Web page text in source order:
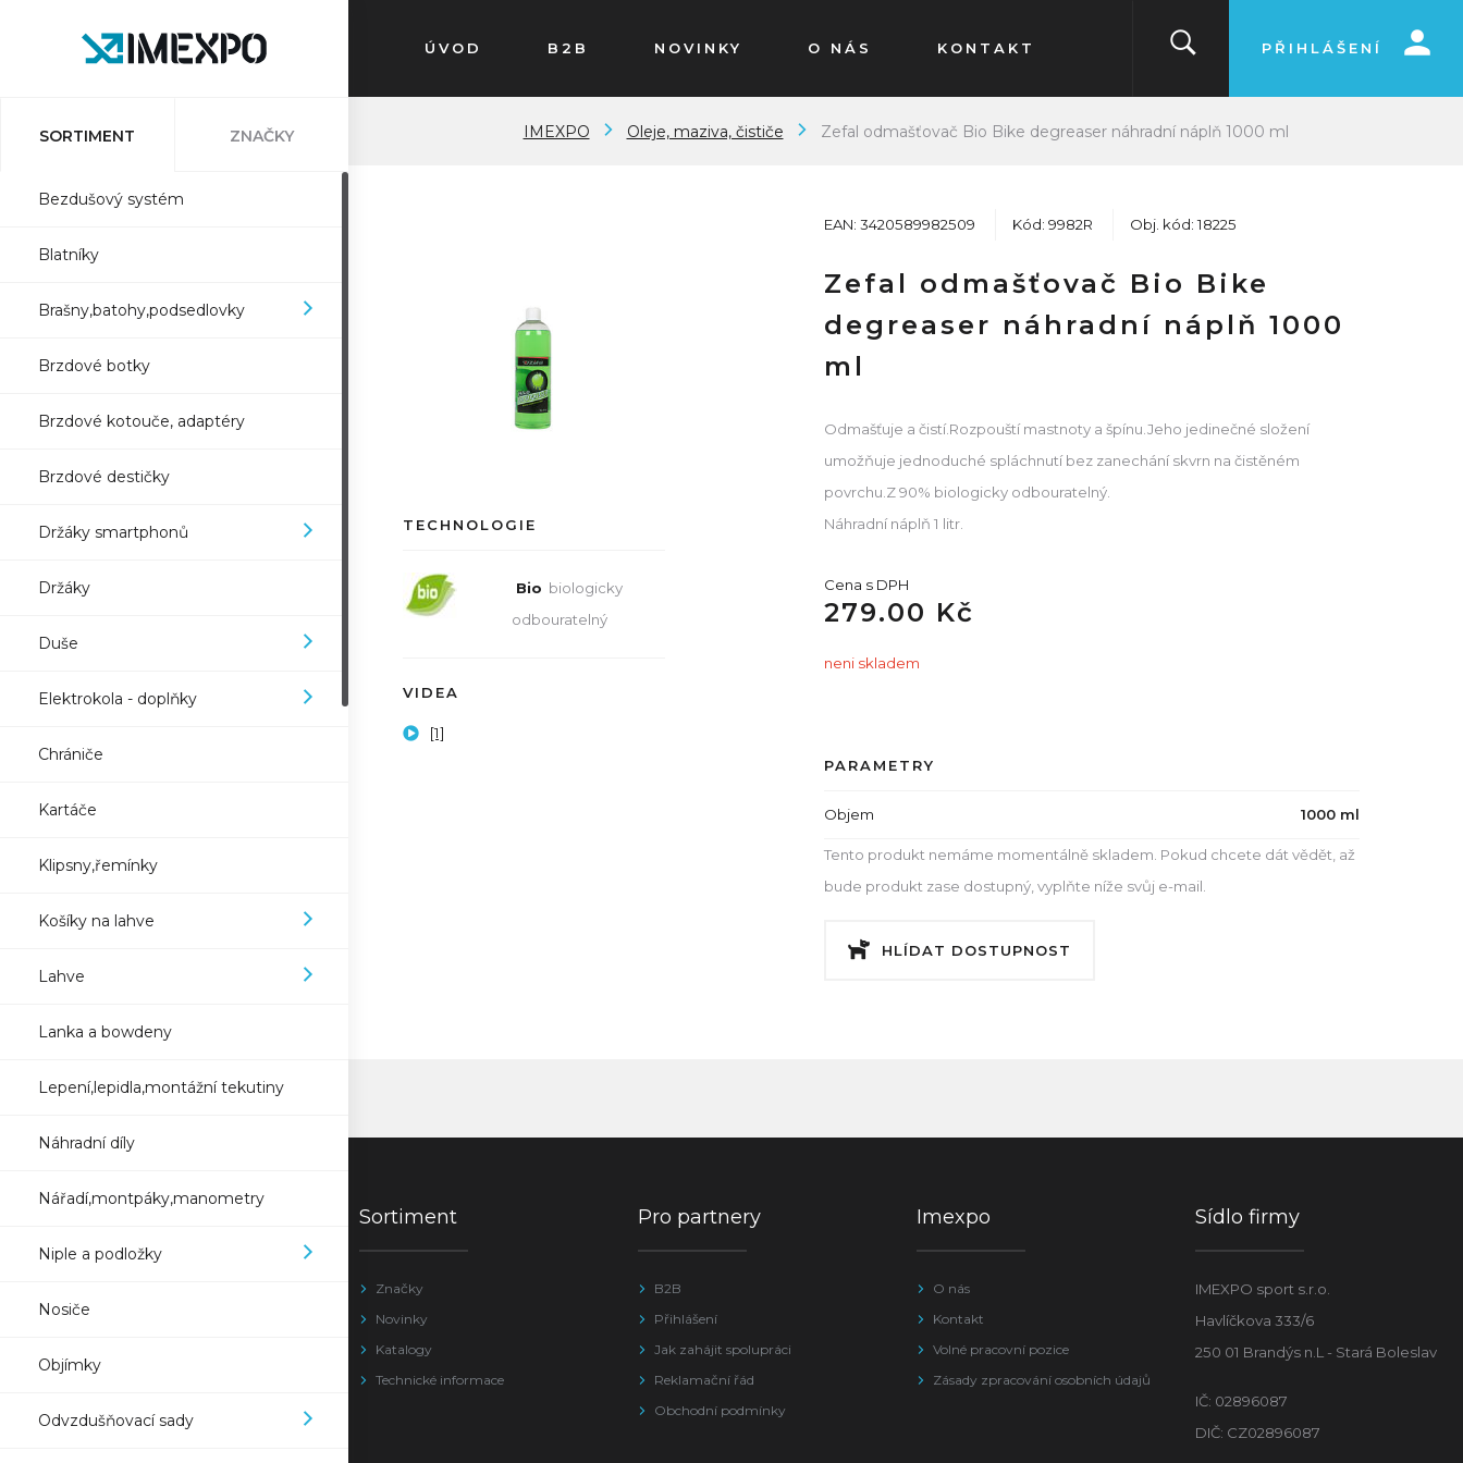
SORTIMENT ZNAČKY
Bezdušový systém
Blatníky
Brašny,batohy,podsedlovky
Brzdové botky
Brzdové kotouče, adaptéry
Brzdové destičky
Držáky smartphonů
Držáky
Duše
Elektrokola - doplňky
Chrániče
Kartáče
Klipsny,řemínky
Košíky na lahve
Lahve
Lanka a bowdeny
Lepení,lepidla,montážní tekutiny
Náhradní díly
Nářadí,montpáky,manometry
Niple a podložky
Nosiče
Objímky
Odvzdušňovací sady
ÚVOD B2B NOVINKY O NÁS KONTAKT PŘIHLÁŠENÍ
IMEXPO Oleje, maziva, čističe Zefal odmašťovač Bio Bike degreaser náhradní náplň 1000 ml
EAN: 3420589982509 Kód: 9982R Obj. kód: 18225
Zefal odmašťovač Bio Bike
degreaser náhradní náplň 1000
ml
Odmašťuje a čistí.Rozpouští mastnoty a špínu.Jeho jedinečné složení
umožňuje jednoduché spláchnutí bez zanechání skvrn na čistěném
povrchu.Z 90% biologicky odbouratelný.
Náhradní náplň 1 litr.
Cena s DPH
279.00 Kč
neni skladem
PARAMETRY
Objem 1000 ml
Tento produkt nemáme momentálně skladem. Pokud chcete dát vědět, až
bude produkt zase dostupný, vyplňte níže svůj e-mail.
HLÍDAT DOSTUPNOST
TECHNOLOGIE
Bio biologicky
odbouratelný
VIDEA
[1]
Sortiment
Značky
Novinky
Katalogy
Technické informace
Pro partnery
B2B
Přihlášení
Jak zahájit spolupráci
Reklamační řád
Obchodní podmínky
Imexpo
O nás
Kontakt
Volné pracovní pozice
Zásady zpracování osobních údajů
Sídlo firmy
IMEXPO sport s.r.o.
Havlíčkova 333/6
250 01 Brandýs n.L - Stará Boleslav
IČ: 02896087
DIČ: CZ02896087